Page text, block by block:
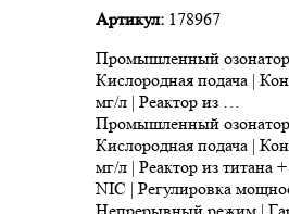
Артикул: 178967
Промышленный озонатор
Кислородная подача |
мг/л | Реактор из …
Промышленный озонатор
Кислородная подача |
мг/л | Реактор из титана
NIC | Регулировка